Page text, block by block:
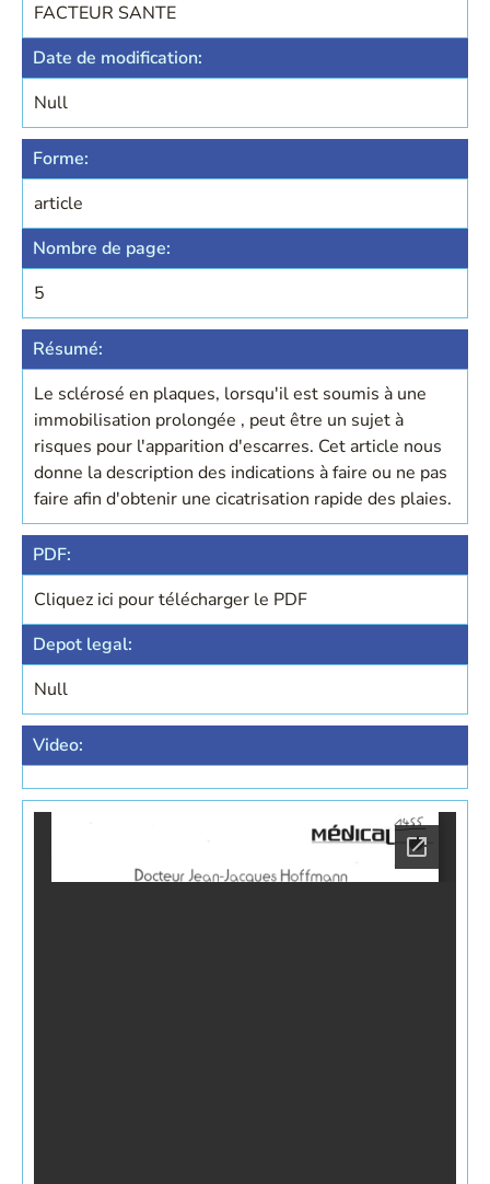
FACTEUR SANTE
Date de modification:
Null
Forme:
article
Nombre de page:
5
Résumé:
Le sclérosé en plaques, lorsqu'il est soumis à une
immobilisation prolongée , peut être un sujet à
risques pour l'apparition d'escarres. Cet article nous
donne la description des indications à faire ou ne pas
faire afin d'obtenir une cicatrisation rapide des plaies.
PDF:
Cliquez ici pour télécharger le PDF
Depot legal:
Null
Video: